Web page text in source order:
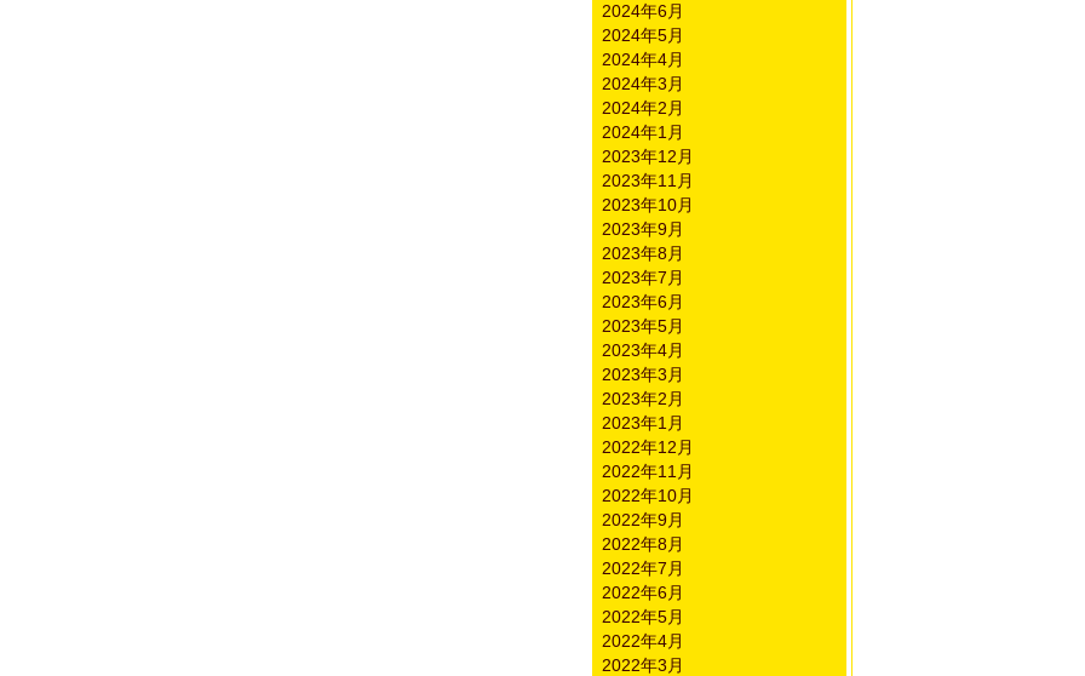
2024年6月
2024年5月
2024年4月
2024年3月
2024年2月
2024年1月
2023年12月
2023年11月
2023年10月
2023年9月
2023年8月
2023年7月
2023年6月
2023年5月
2023年4月
2023年3月
2023年2月
2023年1月
2022年12月
2022年11月
2022年10月
2022年9月
2022年8月
2022年7月
2022年6月
2022年5月
2022年4月
2022年3月